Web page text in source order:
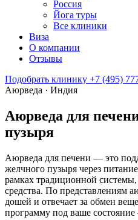
Россия
Йога туры
Все клиники
Виза
О компании
Отзывы
Подобрать клинику +7 (495)
Аюрведа · Индия
Аюрведа для
пузыря
Аюрведа для печени — это
желчного пузыря через
рамках традиционной
средства. По представлениям
дошей и отвечает за обмен
программу под ваше